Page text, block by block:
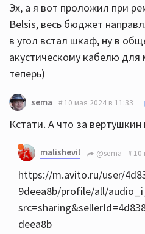
Эх, а я вот проложил при
Belsis, весь бюджет
в угол встал шкаф, ну в
акустическому кабелю для
теперь)
sema 10 мая 2024 в 11:33
Кстати. А что за вертушкин
malishevil @sema 10
https://m.avito.ru/user/
9deea8b/profile/all/
deea8b